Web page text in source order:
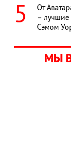
От
–
Сэмом
МЫ